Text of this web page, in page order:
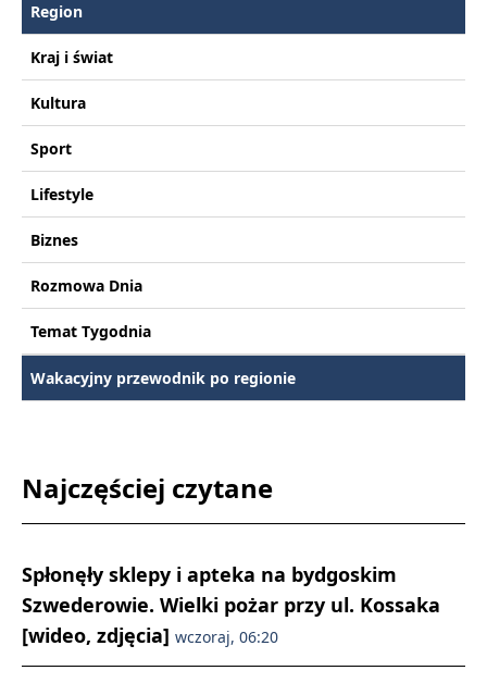
Region
Kraj i świat
Kultura
Sport
Lifestyle
Biznes
Rozmowa Dnia
Temat Tygodnia
Wakacyjny przewodnik po regionie
Najczęściej czytane
Spłonęły sklepy i apteka na bydgoskim
Szwederowie. Wielki pożar przy ul. Kossaka
[wideo, zdjęcia] wczoraj, 06:20